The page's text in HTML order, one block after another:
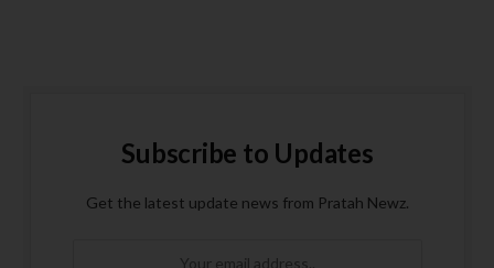
Subscribe to Updates
Get the latest update news from Pratah Newz.